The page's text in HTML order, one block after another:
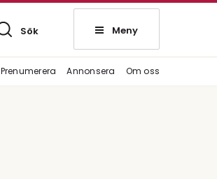
Sök Meny
Prenumerera Annonsera Om oss